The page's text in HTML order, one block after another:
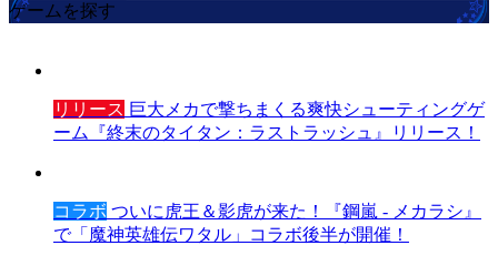
ゲームを探す
リリース 巨大メカで撃ちまくる爽快シューティングゲ
ーム『終末のタイタン：ラストラッシュ』リリース！
コラボ ついに虎王＆影虎が来た！『鋼嵐 - メカラシ』
で「魔神英雄伝ワタル」コラボ後半が開催！